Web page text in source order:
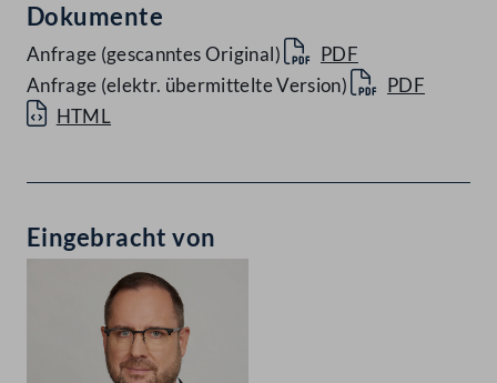
Dokumente
Anfrage (gescanntes Original)
PDF
Anfrage (elektr. übermittelte Version)
PDF
HTML
Eingebracht von